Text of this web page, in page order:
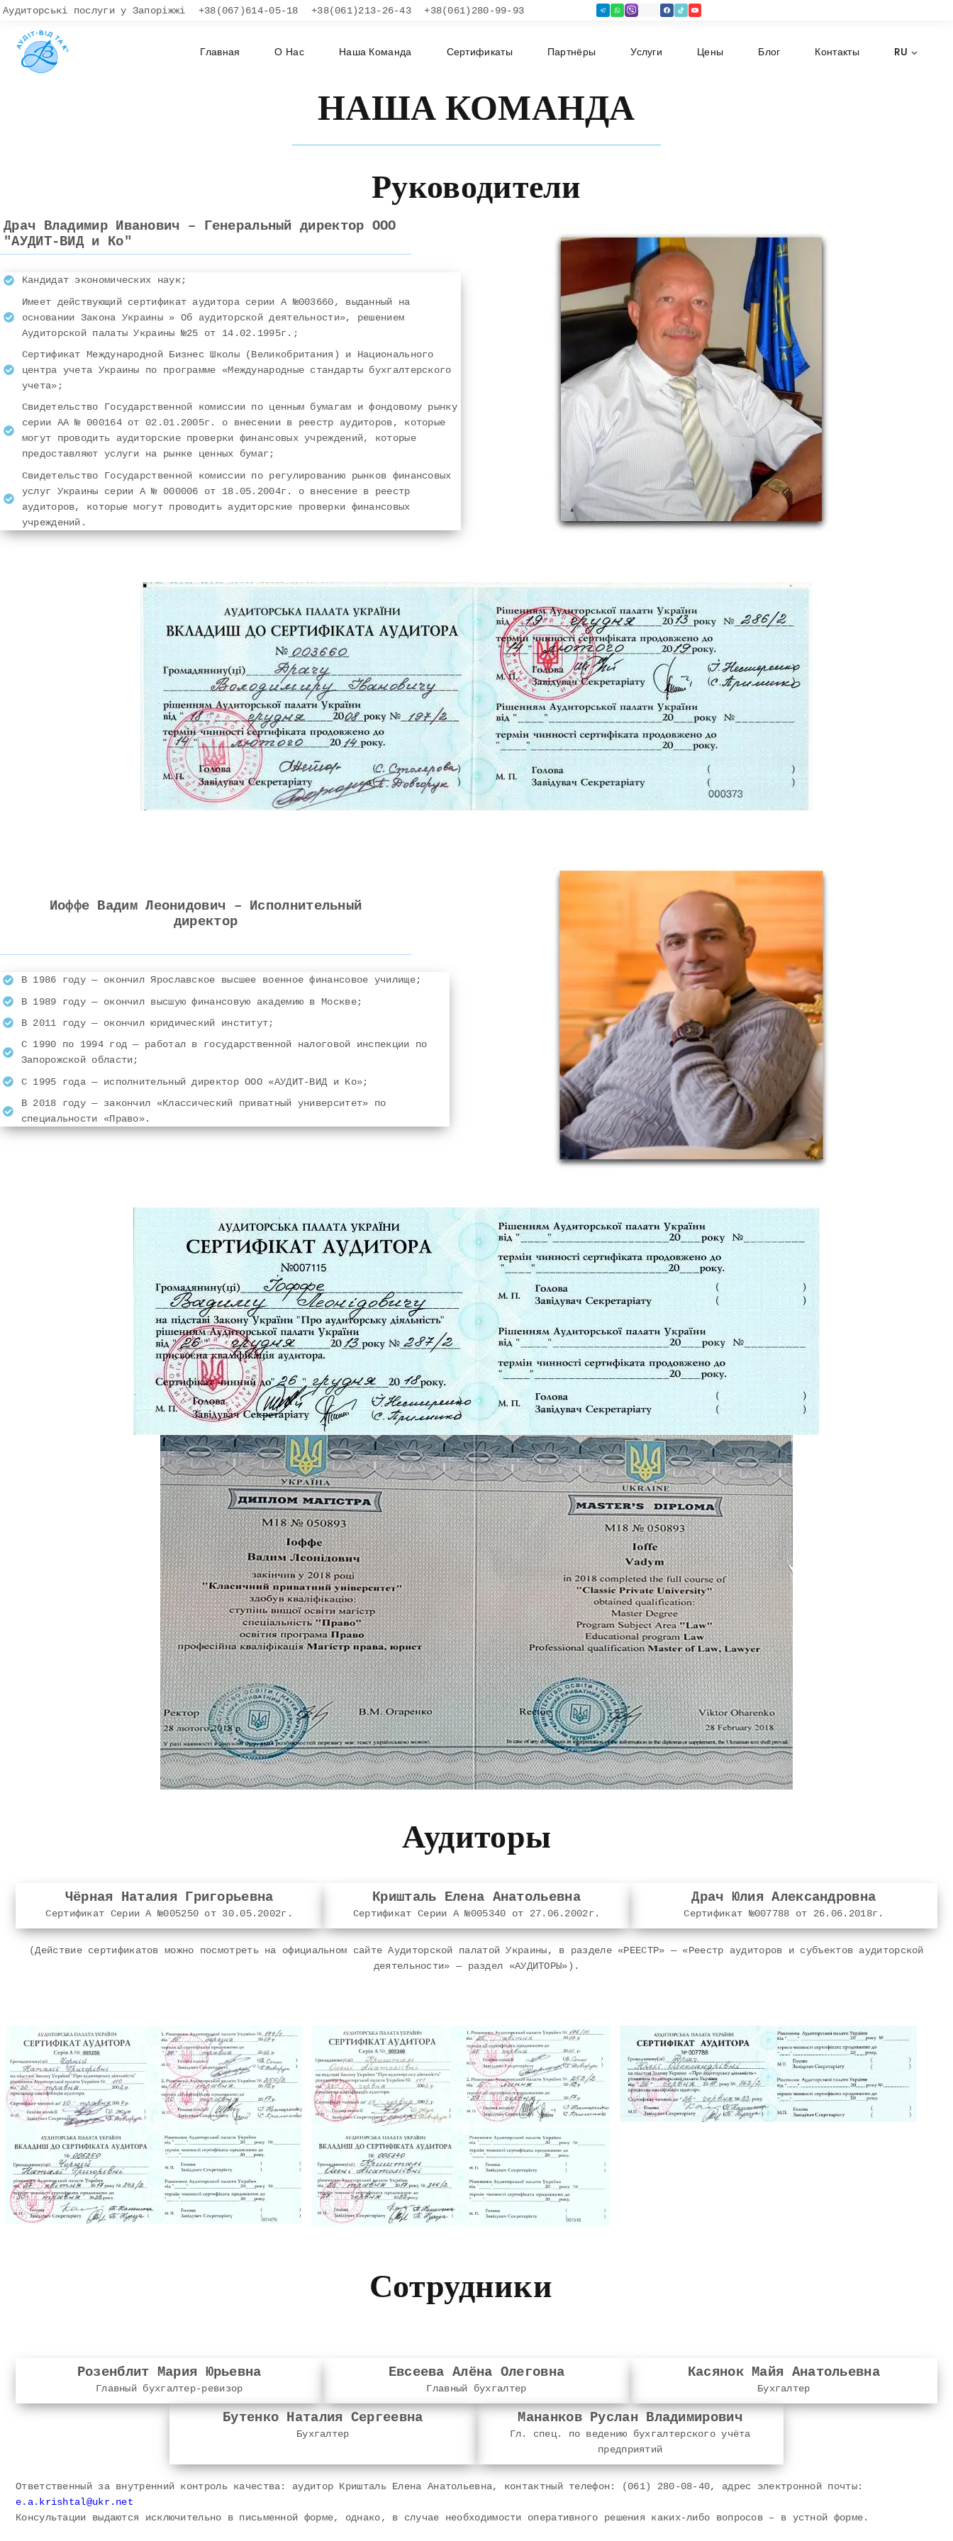
Аудиторські послуги у Запоріжжі +38(067)614-05-18 +38(061)213-26-43 +38(061)280-99-93
Главная О Нас Наша Команда Сертификаты Партнёры Услуги Цены Блог Контакты RU
НАША КОМАНДА
Руководители
Драч Владимир Иванович – Генеральный директор ООО
"АУДИТ-ВИД и Ко"
Кандидат экономических наук;
Имеет действующий сертификат аудитора серии А №003660, выданный на
основании Закона Украины » Об аудиторской деятельности», решением
Аудиторской палаты Украины №25 от 14.02.1995г.;
Сертификат Международной Бизнес Школы (Великобритания) и Национального
центра учета Украины по программе «Международные стандарты бухгалтерского
учета»;
Свидетельство Государственной комиссии по ценным бумагам и фондовому рынку
серии АА № 000164 от 02.01.2005г. о внесении в реестр аудиторов, которые
могут проводить аудиторские проверки финансовых учреждений, которые
предоставляют услуги на рынке ценных бумаг;
Свидетельство Государственной комиссии по регулированию рынков финансовых
услуг Украины серии А № 000006 от 18.05.2004г. о внесение в реестр
аудиторов, которые могут проводить аудиторские проверки финансовых
учреждений.
Иоффе Вадим Леонидович – Исполнительный
директор
В 1986 году — окончил Ярославское высшее военное финансовое училище;
В 1989 году — окончил высшую финансовую академию в Москве;
В 2011 году — окончил юридический институт;
С 1990 по 1994 год — работал в государственной налоговой инспекции по
Запорожской области;
С 1995 года — исполнительный директор ООО «АУДИТ-ВИД и Ко»;
В 2018 году — закончил «Классический приватный университет» по
специальности «Право».
Аудиторы
Чёрная Наталия Григорьевна
Сертификат Серии А №005250 от 30.05.2002г.
Кришталь Елена Анатольевна
Сертификат Серии А №005340 от 27.06.2002г.
Драч Юлия Александровна
Сертификат №007788 от 26.06.2018г.
(Действие сертификатов можно посмотреть на официальном сайте Аудиторской палатой Украины, в разделе «РЕЕСТР» — «Реестр аудиторов и субъектов аудиторской
деятельности» — раздел «АУДИТОРЫ»).
Сотрудники
Розенблит Мария Юрьевна
Главный бухгалтер-ревизор
Евсеева Алёна Олеговна
Главный бухгалтер
Касянок Майя Анатольевна
Бухгалтер
Бутенко Наталия Сергеевна
Бухгалтер
Мананков Руслан Владимирович
Гл. спец. по ведению бухгалтерского учёта
предприятий
Ответственный за внутренний контроль качества: аудитор Кришталь Елена Анатольевна, контактный телефон: (061) 280-08-40, адрес электронной почты:
e.a.krishtal@ukr.net
Консультации выдаются исключительно в письменной форме, однако, в случае необходимости оперативного решения каких-либо вопросов – в устной форме.